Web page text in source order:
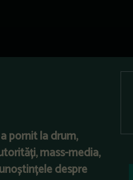
pornit la drum,
mass-media,
despre